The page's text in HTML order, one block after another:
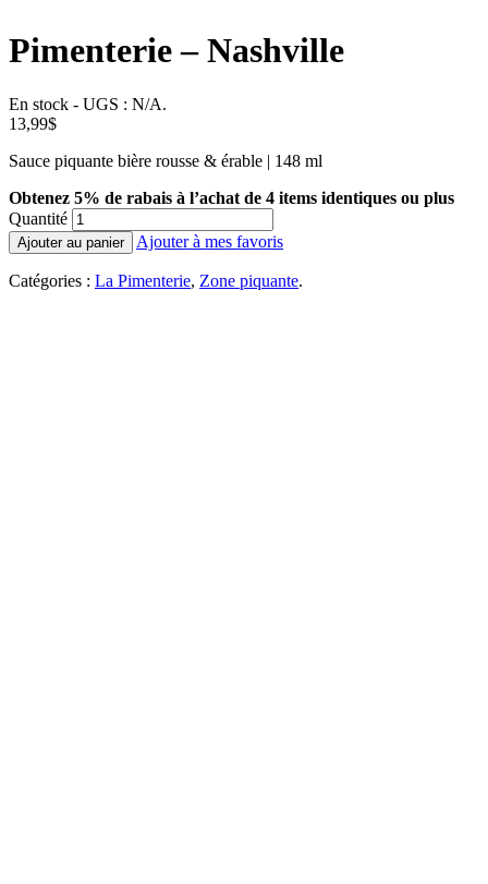
Pimenterie – Nashville
En stock - UGS : N/A.
13,99$
Sauce piquante bière rousse & érable | 148 ml
Obtenez 5% de rabais à l’achat de 4 items identiques ou plus
Quantité
Ajouter au panier Ajouter à mes favoris
Catégories : La Pimenterie, Zone piquante.